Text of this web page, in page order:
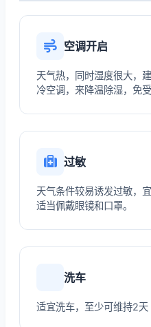
空调开启
天气热，同时湿度很大，
冷空调，来降温除湿，免受
过敏
天气条件较易诱发过敏，
适当佩戴眼镜和口罩。
洗车
适宜洗车，至少可维持2天